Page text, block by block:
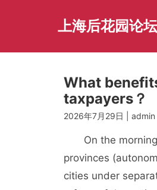
上海后花园论
What
taxpayers？
2026年7月29日 | admin
On the morning
provinces
cities under